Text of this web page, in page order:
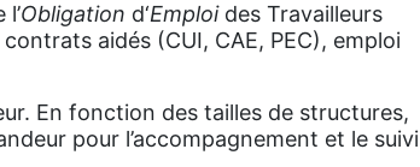
Obligation d‘Emploi des Travailleurs
aidés (CUI, CAE, PEC), emploi
En fonction des tailles de structures,
pour l’accompagnement et le suivi